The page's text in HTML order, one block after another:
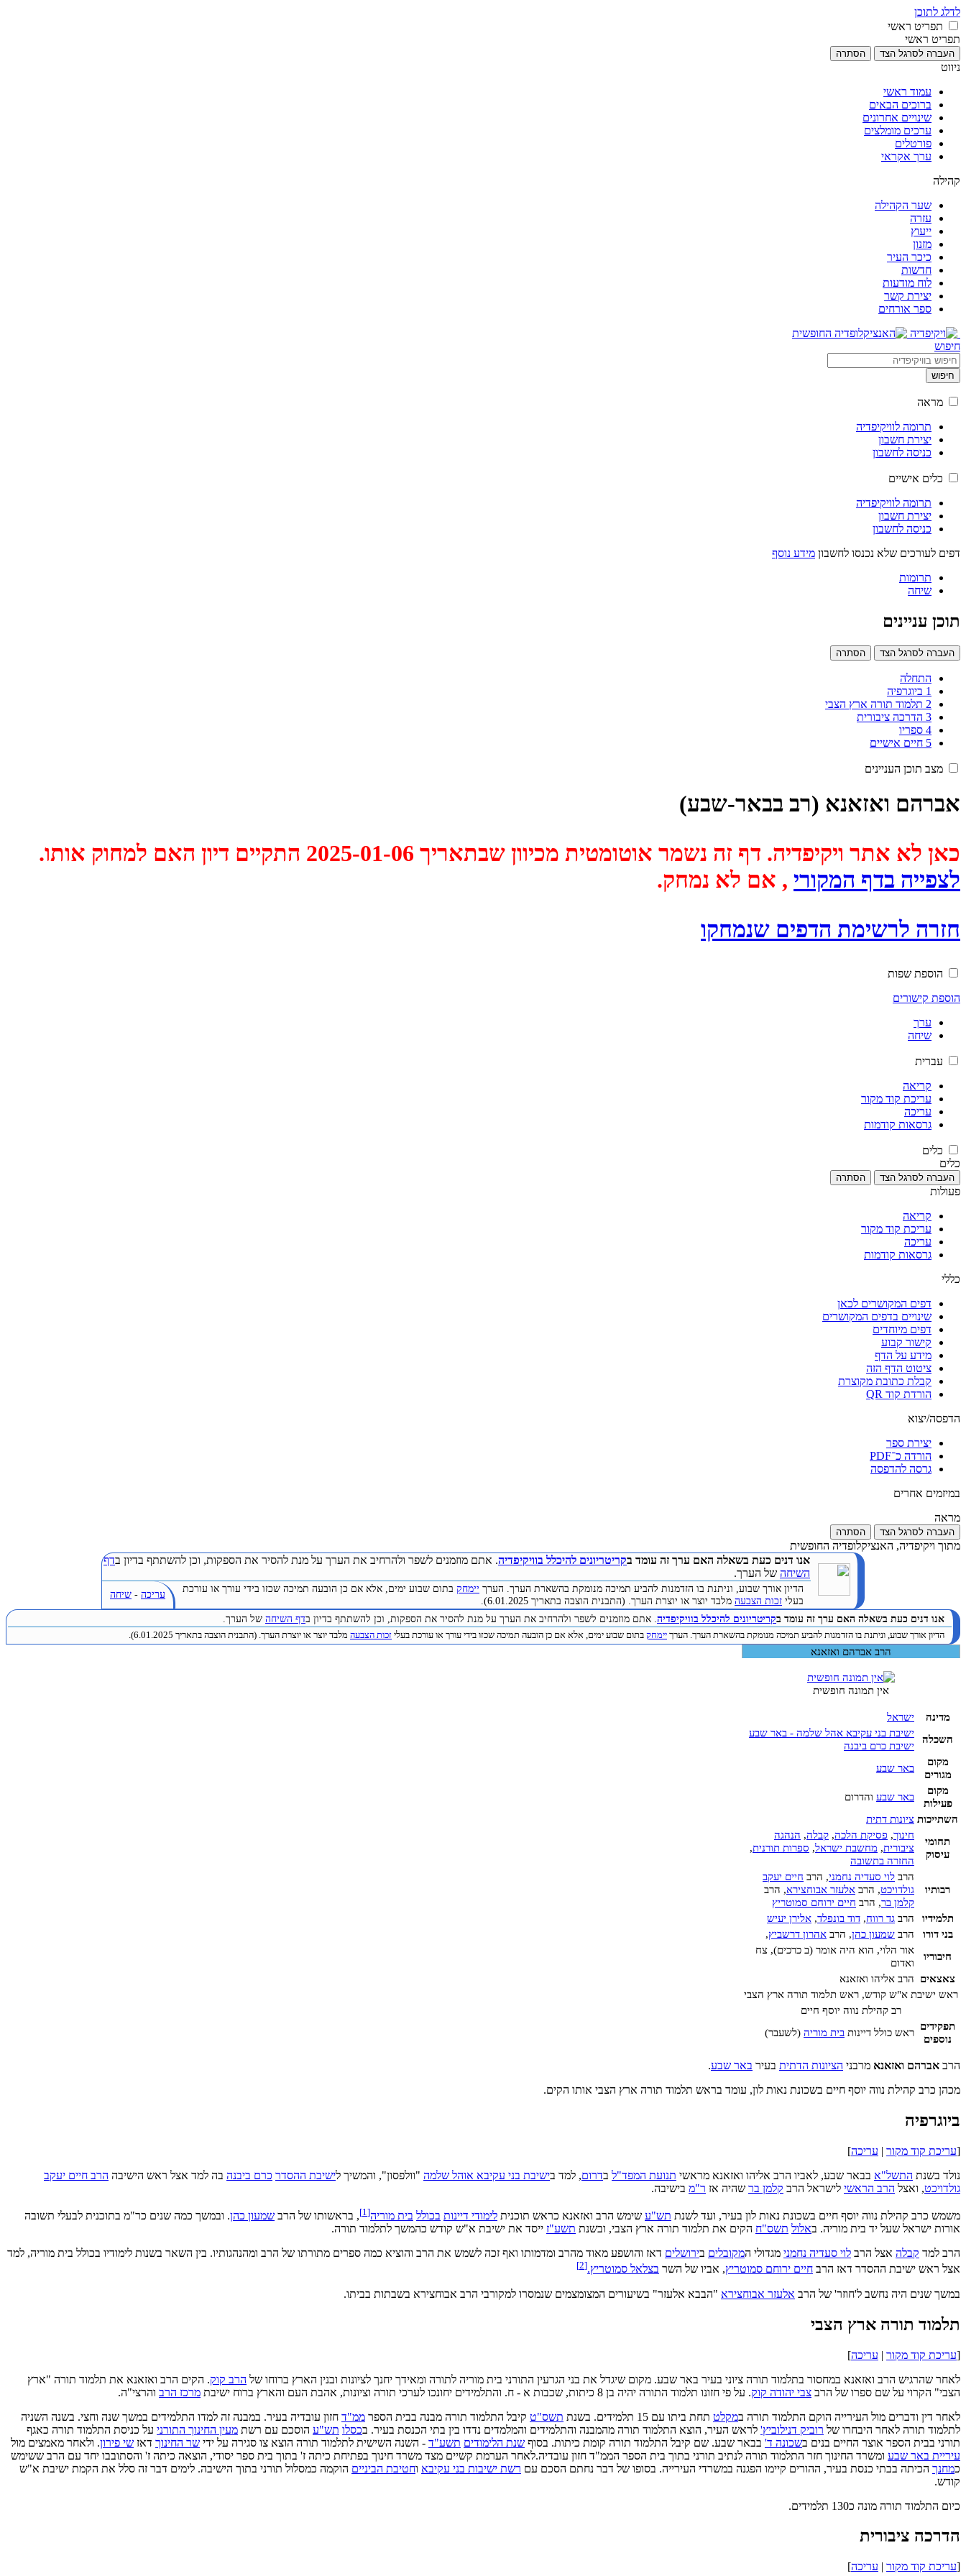
לדלג לתוכן
תפריט ראשי
תפריט ראשי
העברה לסרגל הצד הסתרה
ניווט
עמוד ראשי
ברוכים הבאים
שינויים אחרונים
ערכים מומלצים
פורטלים
ערך אקראי
קהילה
שער הקהילה
עזרה
ייעוץ
מזנון
כיכר העיר
חדשות
לוח מודעות
יצירת קשר
ספר אורחים
חיפוש
חיפוש
מראה
תרומה לוויקיפדיה
יצירת חשבון
כניסה לחשבון
כלים אישיים
תרומה לוויקיפדיה
יצירת חשבון
כניסה לחשבון
דפים לעורכים שלא נכנסו לחשבון מידע נוסף
תרומות
שיחה
תוכן עניינים
העברה לסרגל הצד הסתרה
התחלה
1 ביוגרפיה
2 תלמוד תורה ארץ הצבי
3 הדרכה ציבורית
4 ספריו
5 חיים אישיים
מצב תוכן העניינים
אברהם ואזאנא (רב בבאר-שבע)
כאן לא אתר ויקיפדיה. דף זה נשמר אוטומטית מכיוון שבתאריך 2025-01-06 התקיים דיון האם למחוק אותו.
לצפייה בדף המקורי , אם לא נמחק.
חזרה לרשימת הדפים שנמחקו
הוספת שפות
הוספת קישורים
ערך
שיחה
עברית
קריאה
עריכת קוד מקור
עריכה
גרסאות קודמות
כלים
כלים
העברה לסרגל הצד הסתרה
פעולות
קריאה
עריכת קוד מקור
עריכה
גרסאות קודמות
כללי
דפים המקושרים לכאן
שינויים בדפים המקושרים
דפים מיוחדים
קישור קבוע
מידע על הדף
ציטוט הדף הזה
קבלת כתובת מקוצרת
הורדת קוד QR
הדפסה/יצוא
יצירת ספר
הורדה כ־PDF
גרסה להדפסה
במיזמים אחרים
מראה
העברה לסרגל הצד הסתרה
מתוך ויקיפדיה, האנציקלופדיה החופשית
אנו דנים כעת בשאלה האם ערך זה עומד בקריטריונים להיכלל בוויקיפדיה. אתם מוזמנים לשפר ולהרחיב את הערך על מנת להסיר את הספקות, וכן להשתתף בדיון בדף
השיחה של הערך.
הדיון אורך שבוע, וניתנת בו הזדמנות להביע תמיכה מנומקת בהשארת הערך. הערך יימחק בתום שבוע ימים, אלא אם כן הובעה תמיכה שכזו בידי עורך או עורכת
בעלי זכות הצבעה מלבד יוצר או יוצרת הערך. (התבנית הוצבה בתאריך 6.01.2025).
עריכה - שיחה
אנו דנים כעת בשאלה האם ערך זה עומד בקריטריונים להיכלל בוויקיפדיה. אתם מוזמנים לשפר ולהרחיב את הערך על מנת להסיר את הספקות, וכן להשתתף בדיון בדף השיחה של הערך.
הדיון אורך שבוע, וניתנת בו הזדמנות להביע תמיכה מנומקת בהשארת הערך. הערך יימחק בתום שבוע ימים, אלא אם כן הובעה תמיכה שכזו בידי עורך או עורכת בעלי זכות הצבעה מלבד יוצר או יוצרת הערך. (התבנית הוצבה בתאריך 6.01.2025).
הרב אברהם ואזאנא
אין תמונה חופשית
מדינה
ישראל
השכלה
ישיבת בני עקיבא אהל שלמה - באר שבע
ישיבת כרם ביבנה
מקום
מגורים
באר שבע
מקום
פעילות
באר שבע והדרום
השתייכות ציונות דתית
תחומי
עיסוק
חינוך, פסיקת הלכה, קבלה, הנהגה
ציבורית, מחשבת ישראל, ספרות תורנית,
החזרה בתשובה
רבותיו
הרב לוי סעדיה נחמני, הרב חיים יעקב
גולדויכט, הרב אלעזר אבוחצירא, הרב
קלמן בר, הרב חיים ירוחם סמוטריץ
תלמידיו
הרב גד רווח, דוד בונפלד, אלירן יעיש
בני דורו
הרב שמעון כהן, הרב אהרון דרשביץ,
חיבוריו
אור הלוי, הוא היה אומר (ב כרכים), צח
ואדום
צאצאים הרב אליהו ואזאנא
ראש ישיבת א"ש קודש, ראש תלמוד תורה ארץ הצבי
רב קהילת נווה יוסף חיים
תפקידים
נוספים
ראש כולל דיינות בית מוריה (לשעבר)
הרב אברהם ואזאנא מרבני הציונות הדתית בעיר באר שבע.
מכהן כרב קהילת נווה יוסף חיים בשכונת נאות לון, עומד בראש תלמוד תורה ארץ הצבי אותו הקים.
ביוגרפיה
[עריכת קוד מקור | עריכה]
נולד בשנת התשל"א בבאר שבע, לאביו הרב אליהו ואזאנא מראשי תנועת המפד"ל בדרום, למד בישיבת בני עקיבא אוהל שלמה "וולפסון", והמשיך לישיבת ההסדר כרם ביבנה בה למד אצל ראש הישיבה הרב חיים יעקב
גולדויכט, ואצל הרב הראשי לישראל הרב קלמן בר שהיה אז ר"מ בישיבה.
משמש כרב קהילת נווה יוסף חיים בשכונת נאות לון בעיר, ועד לשנת תש"ע שימש הרב ואזאנא כראש תוכנית לימודי דיינות בכולל בית מוריה[
1
], בראשותו של הרב שמעון כהן. ובמשך כמה שנים כר"מ בתוכנית לבעלי תשובה
אורות ישראל שעל יד בית מוריה. באלול תשס"ח הקים את תלמוד תורה ארץ הצבי, ובשנת תשע"ז ייסד את ישיבת א"ש קודש כהמשך לתלמוד תורה.
הרב למד קבלה אצל הרב לוי סעדיה נחמני מגדולי המקובלים בירושלים דאז והושפע מאוד מהרב ומדמותו ואף זכה לשמש את הרב והוציא כמה ספרים מתורתו של הרב ומהנהגותיו. בין השאר בשנות לימודיו בכולל בית מוריה, למד
אצל ראש ישיבת ההסדר דאז הרב חיים ירוחם סמוטריץ, אביו של השר בצלאל סמוטריץ.[
2
]
במשך שנים היה נחשב ל'חוזר' של הרב אלעזר אבוחצירא "הבבא אלעזר" בשיעורים המצומצמים שנמסרו למקורבי הרב אבוחצירא בשבתות בביתו.
תלמוד תורה ארץ הצבי
[עריכת קוד מקור | עריכה]
לאחר שהרגיש הרב ואזאנא במחסור בתלמוד תורה ציוני בעיר באר שבע. מקום שיגדל את בני הגרעין התורני בית מוריה לתורה ומאידך יחנך לציונות ובנין הארץ ברוחו של הרב קוק. הקים הרב ואזאנא את תלמוד תורה "ארץ
הצבי" הקרוי על שם ספרו של הרב צבי יהודה קוק. על פי חזונו תלמוד התורה יהיה בן 8 כיתות, שכבות א - ח. והתלמידים יחונכו לערכי תורה וציונות, אהבת העם והארץ ברוח ישיבת מרכז הרב והרצי"ה.
לאחר דין ודברים מול העירייה הוקם התלמוד תורה במקלט תחת ביתו עם 15 תלמידים. בשנת תשס"ט קיבל התלמוד תורה מבנה בבית הספר ממ"ד חזון עובדיה בעיר. במבנה זה למדו התלמידים במשך שנה וחצי. בשנה השניה
לתלמוד תורה לאחר היבחרו של רוביק דנילוביץ' לראש העיר, הוצא התלמוד תורה מהמבנה והתלמידים והמלמדים נדדו בין בתי הכנסת בעיר. בכסלו תש"ע הוסכם עם רשת מעין החינוך התורני על כניסת התלמוד תורה כאגף
תורני בבית הספר אוצר החיים בנים בשכונה ד' בבאר שבע. שם קיבל התלמוד תורה קומת כיתות. בסוף שנת הלימודים תשע"ד - השנה השישית לתלמוד תורה הוצא צו סגירה על ידי שר החינוך דאז שי פירון. ולאחר מאמצים מול
עיריית באר שבע ומשרד החינוך חזר התלמוד תורה לנתיב תורני בתוך בית הספר הממ"ד חזון עובדיה.לאחר הערמת קשיים מצד משרד חינוך בפתיחת כיתה ז' בתוך בית ספר יסודי, הוצאה כיתה ז' והסתובבו יחד עם הרב ששימש
כמחנך הכיתה בבתי כנסת בעיר, ההורים קיימו הפגנה במשרדי העירייה. בסופו של דבר נחתם הסכם עם רשת ישיבות בני עקיבא וחטיבת הביניים הוקמה כמסלול תורני בתוך הישיבה. לימים דבר זה סלל את הקמת ישיבת א"ש
קודש.
כיום התלמוד תורה מונה כ130 תלמידים.
הדרכה ציבורית
[עריכת קוד מקור | עריכה]